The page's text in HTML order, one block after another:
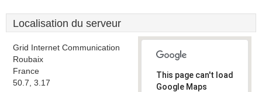
Localisation du serveur
Grid Internet Communication
Roubaix
France
50.7, 3.17
This page can't load
Google Maps